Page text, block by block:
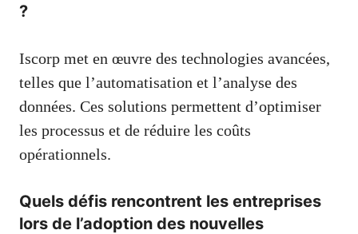
?
Iscorp met en œuvre des technologies avancées,
telles que l’automatisation et l’analyse des
données. Ces solutions permettent d’optimiser
les processus et de réduire les coûts
opérationnels.
Quels défis rencontrent les entreprises
lors de l’adoption des nouvelles